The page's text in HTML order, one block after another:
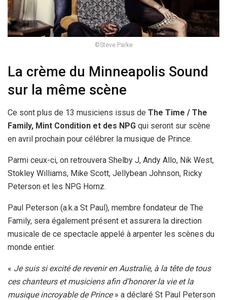
©Steve Parke
La crème du Minneapolis Sound
sur la même scène
Ce sont plus de 13 musiciens issus de The Time / The
Family, Mint Condition et des NPG qui seront sur scène
en avril prochain pour célébrer la musique de Prince.
Parmi ceux-ci, on retrouvera Shelby J, Andy Allo, Nik West,
Stokley Williams, Mike Scott, Jellybean Johnson, Ricky
Peterson et les NPG Hornz.
Paul Peterson (a.k.a St Paul), membre fondateur de The
Family, sera également présent et assurera la direction
musicale de ce spectacle appelé à arpenter les scènes du
monde entier.
« Je suis si excité de revenir en Australie, à la tête de tous
ces chanteurs et musiciens afin d’honorer la vie et la
musique incroyable de Prince» a déclaré St Paul Peterson